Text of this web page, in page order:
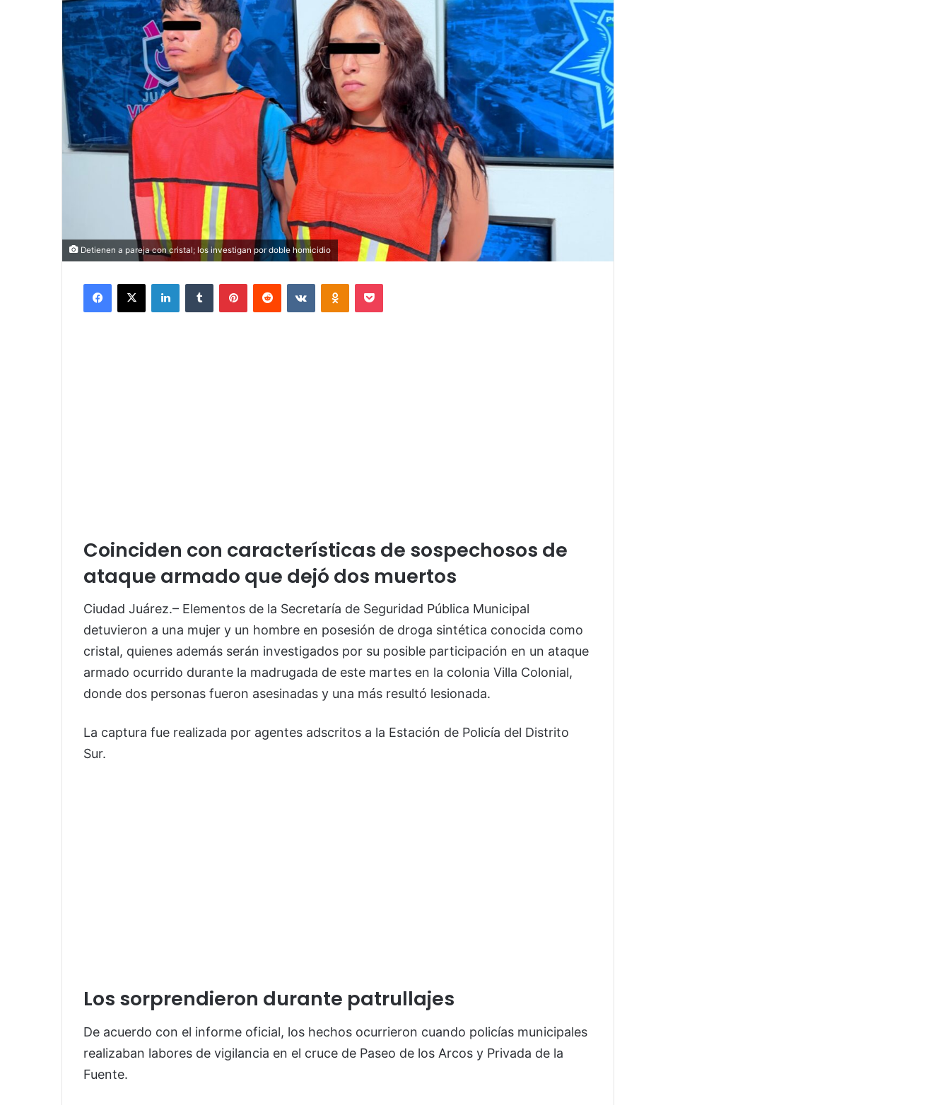
Detienen a pareja con cristal; los investigan por doble homicidio
Facebook
X LinkedInTumblr PinterestReddit VKontakteOdnoklassniki
Pocket
Coinciden con características de sospechosos de
ataque armado que dejó dos muertos
Ciudad Juárez.– Elementos de la Secretaría de Seguridad Pública Municipal
detuvieron a una mujer y un hombre en posesión de droga sintética conocida como
cristal, quienes además serán investigados por su posible participación en un ataque
armado ocurrido durante la madrugada de este martes en la colonia Villa Colonial,
donde dos personas fueron asesinadas y una más resultó lesionada.
La captura fue realizada por agentes adscritos a la Estación de Policía del Distrito
Sur.
Los sorprendieron durante patrullajes
De acuerdo con el informe oficial, los hechos ocurrieron cuando policías municipales
realizaban labores de vigilancia en el cruce de Paseo de los Arcos y Privada de la
Fuente.